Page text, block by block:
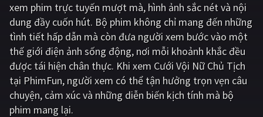
Giật gân Gia đình
Bí ẩn Lịch sử
Viễn Tây Tiểu sử
GameShow DramaTV
QUỐC GIA
xem phim trực tuyến mượt mà, hình ảnh sắc nét và nội
dung đầy cuốn hút. Bộ phim không chỉ mang đến những
tình tiết hấp dẫn mà còn đưa người xem bước vào một
thế giới điện ảnh sống động, nơi mỗi khoảnh khắc đều
được tái hiện chân thực. Khi xem Cưới Vội Nữ Chủ Tịch
tại PhimFun, người xem có thể tận hưởng trọn vẹn câu
chuyện, cảm xúc và những diễn biến kịch tính mà bộ
phim mang lại.